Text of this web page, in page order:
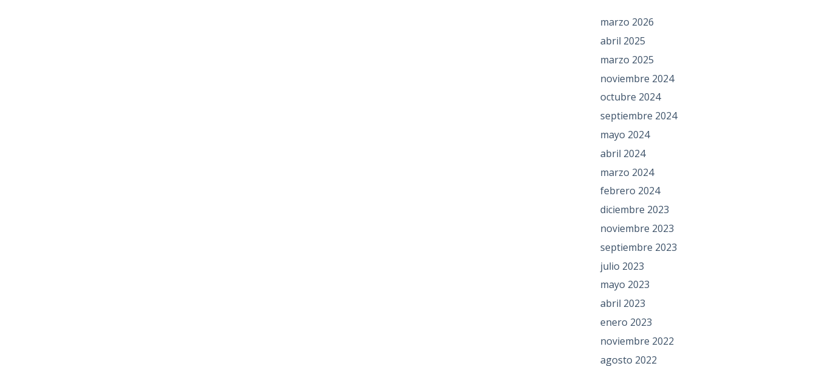
marzo 2026
abril 2025
marzo 2025
noviembre 2024
octubre 2024
septiembre 2024
mayo 2024
abril 2024
marzo 2024
febrero 2024
diciembre 2023
noviembre 2023
septiembre 2023
julio 2023
mayo 2023
abril 2023
enero 2023
noviembre 2022
agosto 2022